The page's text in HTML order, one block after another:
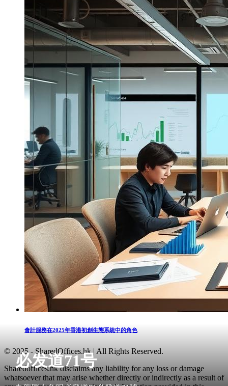
必发道71号
會計服務在2025年香港初創生態系統中的角色
© 2025 - SharedOffices.hk | All Rights Reserved.
Sharedoffices.hk disclaims any liability for any loss or damage
whatsoever that may arise whether directly or indirectly as a result of